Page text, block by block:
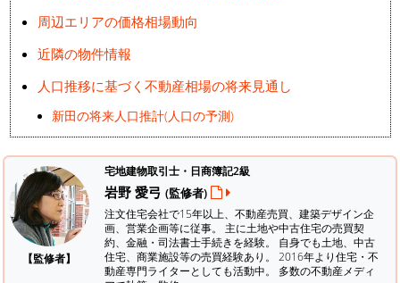
周辺エリアの価格相場動向
近隣の物件情報
人口推移に基づく不動産相場の将来見通し
新田の将来人口推計(人口の予測)
【監修者】
宅地建物取引士・日商簿記2級
岩野 愛弓 (監修者)
注文住宅会社で15年以上、不動産売買、建築デザイン企
画、営業企画等に従事。 主に土地や中古住宅の売買契
約、金融・司法書士手続きを経験。 自身でも土地、中古
住宅、商業施設等の売買経験あり。 2016年より住宅・不
動産専門ライターとしても活動中。 多数の不動産メディ